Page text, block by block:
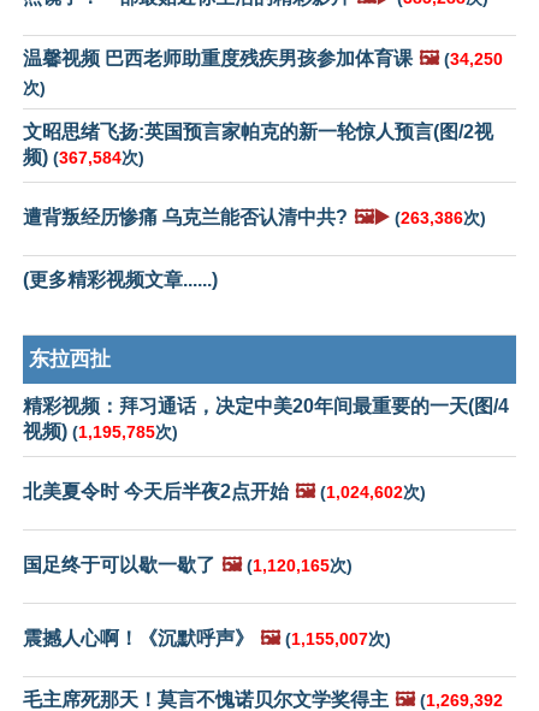
温馨视频 巴西老师助重度残疾男孩参加体育课 🖼️ (34,250
次)
文昭思绪飞扬:英国预言家帕克的新一轮惊人预言(图/2视
频) (367,584次)
遭背叛经历惨痛 乌克兰能否认清中共? 🖼️▶️ (263,386次)
(更多精彩视频文章......)
东拉西扯
精彩视频：拜习通话，决定中美20年间最重要的一天(图/4
视频) (1,195,785次)
北美夏令时 今天后半夜2点开始 🖼️ (1,024,602次)
国足终于可以歇一歇了 🖼️ (1,120,165次)
震撼人心啊！《沉默呼声》 🖼️ (1,155,007次)
毛主席死那天！莫言不愧诺贝尔文学奖得主 🖼️ (1,269,392